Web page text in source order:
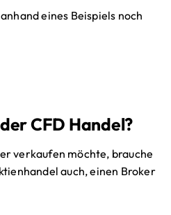
eines Beispiels noch
CFD Handel?
verkaufen möchte, brauche
auch, einen Broker